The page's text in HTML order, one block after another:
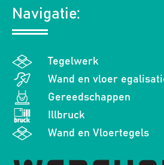
Navigatie:
Tegelwerk
Wand en vloer
Gereedschappen
Illbruck
Wand en Vloertegels